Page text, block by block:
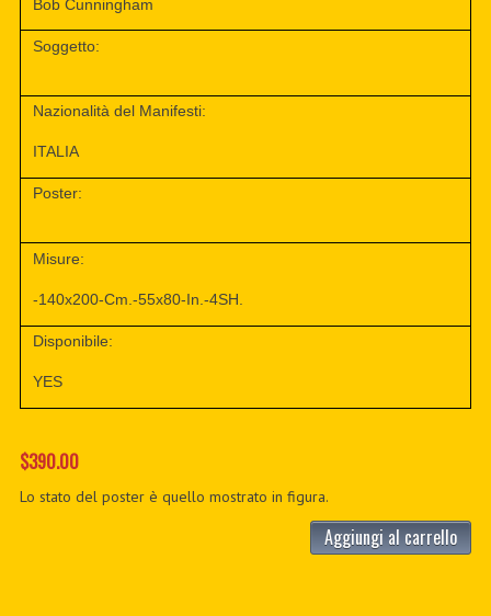
Bob Cunningham
Soggetto:
Nazionalità del Manifesti:
ITALIA
Poster:
Misure:
-140x200-Cm.-55x80-In.-4SH.
Disponibile:
YES
$390.00
Lo stato del poster è quello mostrato in figura.
Aggiungi al carrello